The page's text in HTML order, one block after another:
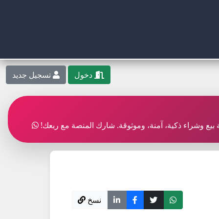
دخول تسجيل جديد
بيع وشراء ذكية، آمنة، وموثوقة. شارك المنصة مع ربعك!
نسخ